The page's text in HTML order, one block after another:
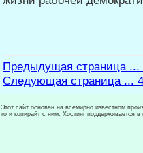
Предыдущая страница ...
Следующая страница ...
Этот сайт основан на всемирно известном
то и копирайт с ним. Хостинг поддерживается